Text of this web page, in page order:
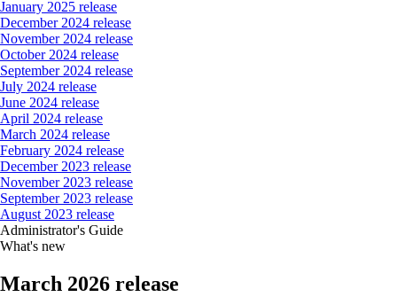
January 2025 release
December 2024 release
November 2024 release
October 2024 release
September 2024 release
July 2024 release
June 2024 release
April 2024 release
March 2024 release
February 2024 release
December 2023 release
November 2023 release
September 2023 release
August 2023 release
Administrator's Guide
What's new
March 2026 release